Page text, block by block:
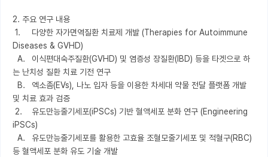
2. 주요 연구 내용
Diseases & GVHD)
는 난치성 질환 치료 기전 연구
및 치료 효과 검증
iPSCs)
등 혈액세포 분화 유도 기술 개발